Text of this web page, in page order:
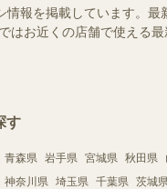
情報を掲載しています。
はお近くの店舗で使える
す
青森県 岩手県 宮城県 秋田県
神奈川県 埼玉県 千葉県 茨城